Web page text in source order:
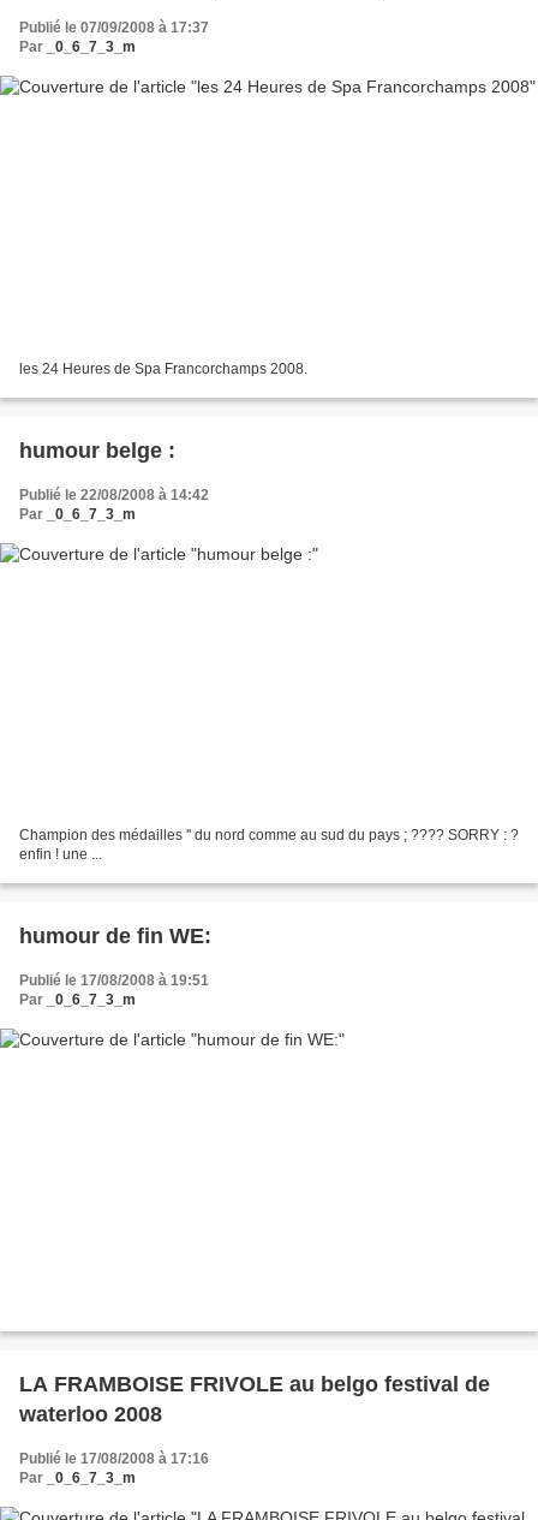
Publié le 07/09/2008 à 17:37
Par
_0_6_7_3_m
les 24 Heures de Spa Francorchamps 2008.
humour belge :
Publié le 22/08/2008 à 14:42
Par
_0_6_7_3_m
Champion des médailles '' du nord comme au sud du pays ; ???? SORRY : ?
enfin ! une ...
humour de fin WE:
Publié le 17/08/2008 à 19:51
Par
_0_6_7_3_m
LA FRAMBOISE FRIVOLE au belgo festival de
waterloo 2008
Publié le 17/08/2008 à 17:16
Par
_0_6_7_3_m